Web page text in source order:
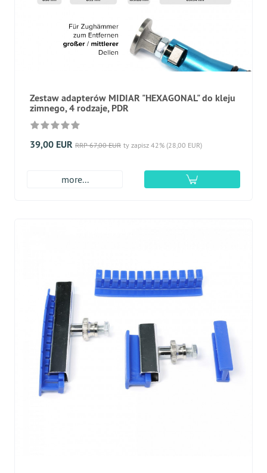
Zestaw adapterów MIDIAR "HEXAGONAL" do kleju
zimnego, 4 rodzaje, PDR
39,00 EUR RRP 67,00 EUR ty zapisz 42% (28,00 EUR)
more...